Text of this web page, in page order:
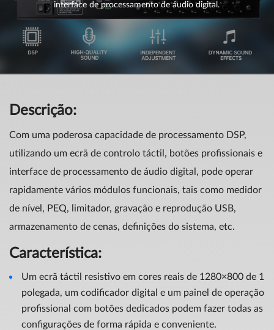
interface de processamento de áudio digital.
Descrição:
Com uma poderosa capacidade de processamento DSP,
utilizando um ecrã de controlo táctil, botões profissionais e
interface de processamento de áudio digital, pode operar
rapidamente vários módulos funcionais, tais como medidor
de nível, PEQ, limitador, gravação e reprodução USB,
armazenamento de cenas, definições do sistema, etc.
Característica:
Um ecrã táctil resistivo em cores reais de 1280×800 de 1
polegada, um codificador digital e um painel de operação
profissional com botões dedicados podem fazer todas as
configurações de forma rápida e conveniente.